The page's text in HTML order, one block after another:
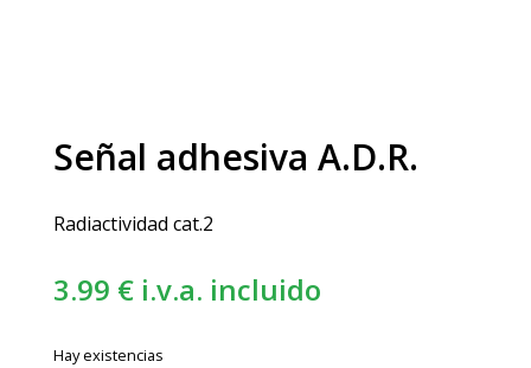
Señal adhesiva A.D.R.
Radiactividad cat.2
3.99 € i.v.a. incluido
Hay existencias